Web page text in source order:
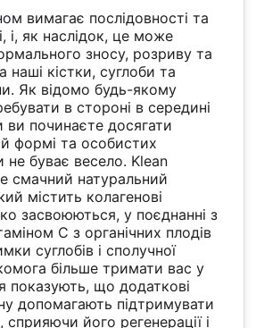
вимагає послідовності та
і, як наслідок, це може
зносу, розриву та
наші кістки, суглоби та
Як відомо будь-якому
в стороні в середині
ви починаєте досягати
формі та особистих
не буває весело. Klean
смачний натуральний
містить колагенові
засвоюються, у поєднанні з
С з органічних плодів
суглобів і сполучної
більше тримати вас у
показують, що додаткові
допомагають підтримувати
його регенерації і